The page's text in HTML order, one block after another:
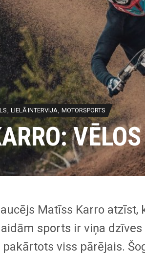
LIELĀ INTERVIJA MOTORSPORTS
Matīss Karro atzīst,
sports ir viņa dzīves
viss pārējais.